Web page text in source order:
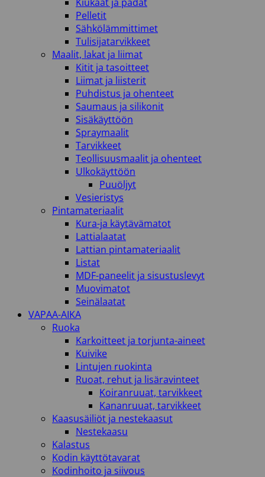
Pelletit
Sähkölämmittimet
Tulisijatarvikkeet
Maalit, lakat ja liimat
Kitit ja tasoitteet
Liimat ja liisterit
Puhdistus ja ohenteet
Saumaus ja silikonit
Sisäkäyttöön
Spraymaalit
Tarvikkeet
Teollisuusmaalit ja ohenteet
Ulkokäyttöön
Puuöljyt
Vesieristys
Pintamateriaalit
Kura-ja käytävämatot
Lattialaatat
Lattian pintamateriaalit
Listat
MDF-paneelit ja sisustuslevyt
Muovimatot
Seinälaatat
VAPAA-AIKA
Ruoka
Karkoitteet ja torjunta-aineet
Kuivike
Lintujen ruokinta
Ruoat, rehut ja lisäravinteet
Koiranruuat, tarvikkeet
Kananruuat, tarvikkeet
Kaasusäiliöt ja nestekaasut
Nestekaasu
Kalastus
Kodin käyttötavarat
Kodinhoito ja siivous